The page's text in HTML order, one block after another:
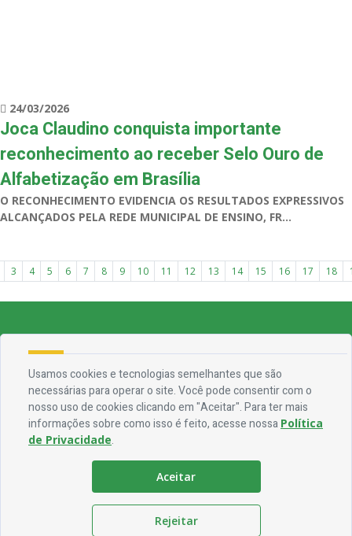
24/03/2026
Joca Claudino conquista importante
reconhecimento ao receber Selo Ouro de
Alfabetização em Brasília
O RECONHECIMENTO EVIDENCIA OS RESULTADOS EXPRESSIVOS
ALCANÇADOS PELA REDE MUNICIPAL DE ENSINO, FR...
3 4 5 6 7 8 9 10 11 12 13 14 15 16 17 18
Rua Francisca Claudino Fernandes, 01 - Centro - CEP 58.928-000
Contato
(83) 3563-1075
Email:
Expediente: De segunda à sexta, das 08h às 13h
Usamos cookies e tecnologias semelhantes que são
necessárias para operar o site. Você pode consentir com o
nosso uso de cookies clicando em "Aceitar". Para ter mais
informações sobre como isso é feito, acesse nossa Política
de Privacidade.
Aceitar
Rejeitar